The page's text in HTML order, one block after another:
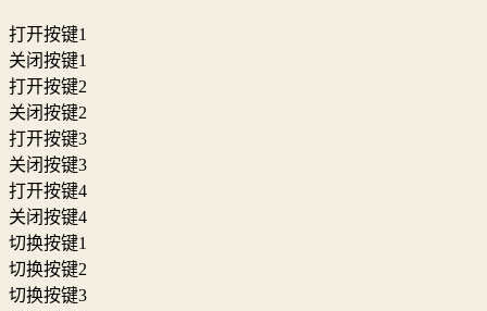
打开按键1
关闭按键1
打开按键2
关闭按键2
打开按键3
关闭按键3
打开按键4
关闭按键4
切换按键1
切换按键2
切换按键3